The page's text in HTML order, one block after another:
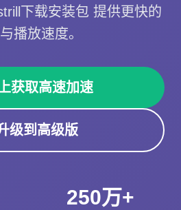
下载安装包 提供更快的
播放速度。
获取高速加速
级到高级版
250万+